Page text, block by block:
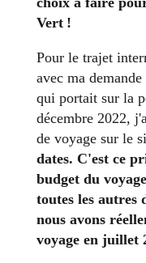
Vert !
Pour le trajet
avec ma
qui portait sur la
décembre 2022,
de voyage sur le
dates. C'est ce
budget du
toutes les autres
nous avons
voyage en juillet